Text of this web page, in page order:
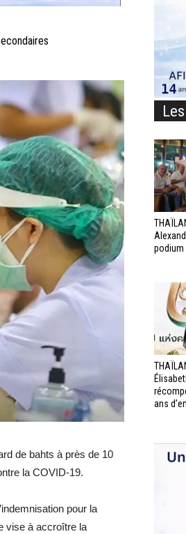
de bahts à près de 10
la COVID-19.
pour la
vise à accroître la
podium
ans